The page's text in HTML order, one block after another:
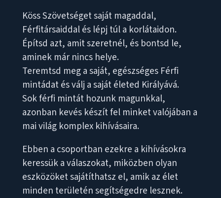
Köss Szövetséget saját magaddal,
Férfitársaiddal és lépj túl a korlátaidon.
Építsd azt, amit szeretnél, és bontsd le,
aminek már nincs helye.
Teremtsd meg a saját, egészséges Férfi
mintádat és válj a saját életed Királyává.
Sok férfi mintát hozunk magunkkal,
azonban kevés készít fel minket valójában a
mai világ komplex kihívásaira.
Ebben a csoportban ezekre a kihívásokra
keressük a válaszokat, miközben olyan
eszközöket sajátíthatsz el, amik az élet
minden területén segítségedre lesznek.